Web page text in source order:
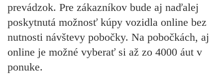
prevádzok. Pre zákazníkov bude aj naďalej
poskytnutá možnosť kúpy vozidla online bez
nutnosti návštevy pobočky. Na pobočkách, aj
online je možné vyberať si až zo 4000 áut v
ponuke.